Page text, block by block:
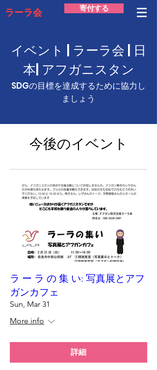
ラーラ会 寄付する
イベント | ラーラ会 | 日
本| アフガニスタン
SDGの目標を達成するために協力し
ましょう
今後のイベント
ラ ー ラ の 集 い: 写真展とアフ
ガンカフェ
Sun, Mar 31
More info
詳細